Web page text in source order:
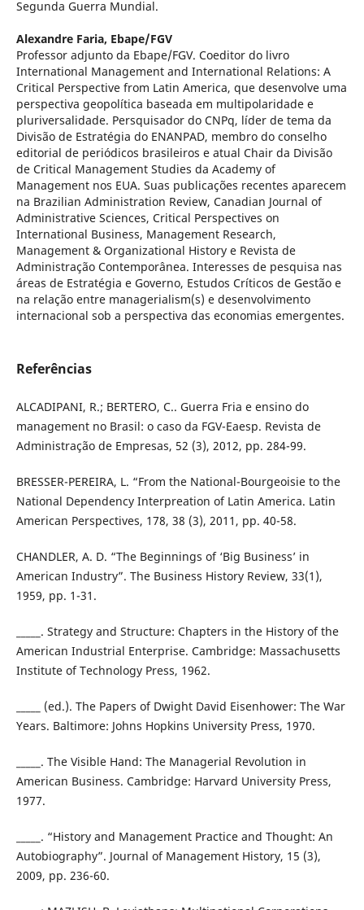
Segunda Guerra Mundial.
Alexandre Faria, Ebape/FGV
Professor adjunto da Ebape/FGV. Coeditor do livro
International Management and International Relations: A
Critical Perspective from Latin America, que desenvolve uma
perspectiva geopolítica baseada em multipolaridade e
pluriversalidade. Persquisador do CNPq, líder de tema da
Divisão de Estratégia do ENANPAD, membro do conselho
editorial de periódicos brasileiros e atual Chair da Divisão
de Critical Management Studies da Academy of
Management nos EUA. Suas publicações recentes aparecem
na Brazilian Administration Review, Canadian Journal of
Administrative Sciences, Critical Perspectives on
International Business, Management Research,
Management & Organizational History e Revista de
Administração Contemporânea. Interesses de pesquisa nas
áreas de Estratégia e Governo, Estudos Críticos de Gestão e
na relação entre managerialism(s) e desenvolvimento
internacional sob a perspectiva das economias emergentes.
Referências
ALCADIPANI, R.; BERTERO, C.. Guerra Fria e ensino do
management no Brasil: o caso da FGV-Eaesp. Revista de
Administração de Empresas, 52 (3), 2012, pp. 284-99.
BRESSER-PEREIRA, L. “From the National-Bourgeoisie to the
National Dependency Interpreation of Latin America. Latin
American Perspectives, 178, 38 (3), 2011, pp. 40-58.
CHANDLER, A. D. “The Beginnings of ‘Big Business’ in
American Industry”. The Business History Review, 33(1),
1959, pp. 1-31.
_____. Strategy and Structure: Chapters in the History of the
American Industrial Enterprise. Cambridge: Massachusetts
Institute of Technology Press, 1962.
_____ (ed.). The Papers of Dwight David Eisenhower: The War
Years. Baltimore: Johns Hopkins University Press, 1970.
_____. The Visible Hand: The Managerial Revolution in
American Business. Cambridge: Harvard University Press,
1977.
_____. “History and Management Practice and Thought: An
Autobiography”. Journal of Management History, 15 (3),
2009, pp. 236-60.